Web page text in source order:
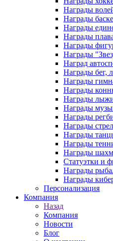
Награды
Награды
Награды
Награды
Награды
Награды
Наград
Награды бег,
Награды
Награды
Награды
Награды
Награды
Награды
Награды
Награды
Награды
Статуэтки и
Награды
Награды
Персонализация
Компания
Назад
Компания
Новости
Блог